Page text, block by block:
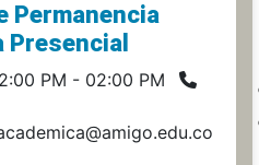
Permanencia
Presencial
PM - 02:00 PM